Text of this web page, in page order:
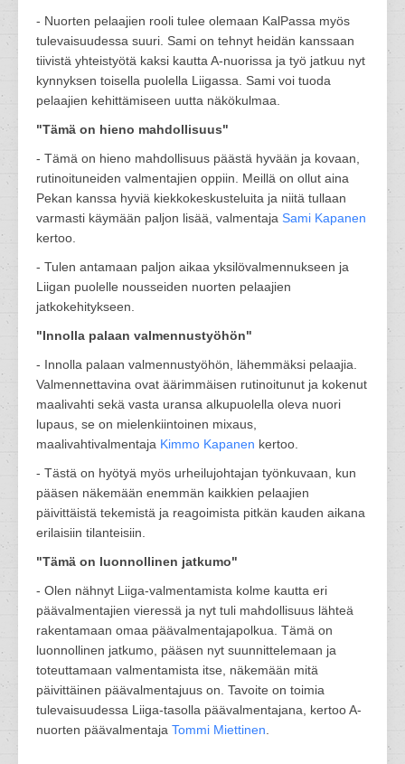
- Nuorten pelaajien rooli tulee olemaan KalPassa myös
tulevaisuudessa suuri. Sami on tehnyt heidän kanssaan
tiivistä yhteistyötä kaksi kautta A-nuorissa ja työ jatkuu nyt
kynnyksen toisella puolella Liigassa. Sami voi tuoda
pelaajien kehittämiseen uutta näkökulmaa.
"Tämä on hieno mahdollisuus"
- Tämä on hieno mahdollisuus päästä hyvään ja kovaan,
rutinoituneiden valmentajien oppiin. Meillä on ollut aina
Pekan kanssa hyviä kiekkokeskusteluita ja niitä tullaan
varmasti käymään paljon lisää, valmentaja Sami Kapanen
kertoo.
- Tulen antamaan paljon aikaa yksilövalmennukseen ja
Liigan puolelle nousseiden nuorten pelaajien
jatkokehitykseen.
"Innolla palaan valmennustyöhön"
- Innolla palaan valmennustyöhön, lähemmäksi pelaajia.
Valmennettavina ovat äärimmäisen rutinoitunut ja kokenut
maalivahti sekä vasta uransa alkupuolella oleva nuori
lupaus, se on mielenkiintoinen mixaus,
maalivahtivalmentaja Kimmo Kapanen kertoo.
- Tästä on hyötyä myös urheilujohtajan työnkuvaan, kun
pääsen näkemään enemmän kaikkien pelaajien
päivittäistä tekemistä ja reagoimista pitkän kauden aikana
erilaisiin tilanteisiin.
"Tämä on luonnollinen jatkumo"
- Olen nähnyt Liiga-valmentamista kolme kautta eri
päävalmentajien vieressä ja nyt tuli mahdollisuus lähteä
rakentamaan omaa päävalmentajapolkua. Tämä on
luonnollinen jatkumo, pääsen nyt suunnittelemaan ja
toteuttamaan valmentamista itse, näkemään mitä
päivittäinen päävalmentajuus on. Tavoite on toimia
tulevaisuudessa Liiga-tasolla päävalmentajana, kertoo A-
nuorten päävalmentaja Tommi Miettinen